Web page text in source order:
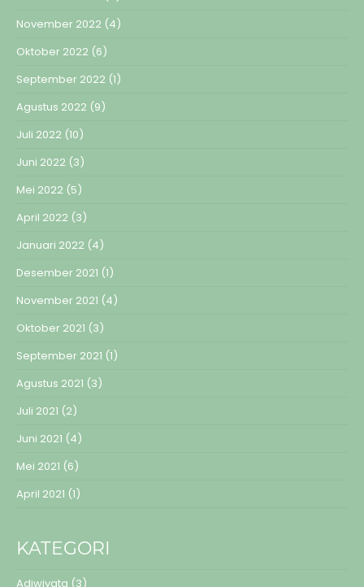
November 2022 (4)
Oktober 2022 (6)
September 2022 (1)
Agustus 2022 (9)
Juli 2022 (10)
Juni 2022 (3)
Mei 2022 (5)
April 2022 (3)
Januari 2022 (4)
Desember 2021 (1)
November 2021 (4)
Oktober 2021 (3)
September 2021 (1)
Agustus 2021 (3)
Juli 2021 (2)
Juni 2021 (4)
Mei 2021 (6)
April 2021 (1)
KATEGORI
Adiwiyata (3)